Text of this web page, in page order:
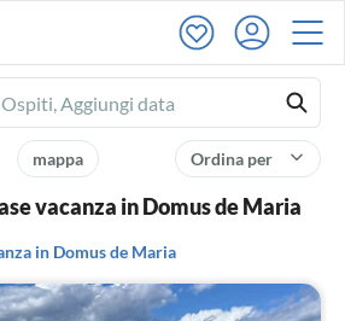
Ordina per
mappa
vacanza in Domus de Maria
in Domus de Maria